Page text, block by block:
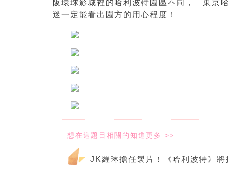
阪環球影城裡的哈利波特園區不同，「東京
迷一定能看出園方的用心程度！
JK羅琳擔任製片！《哈利波特》